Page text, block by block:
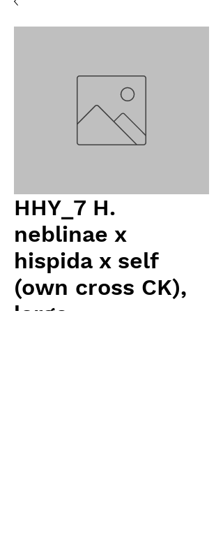
HHY_7 H.
neblinae x
hispida x self
(own cross CK),
large